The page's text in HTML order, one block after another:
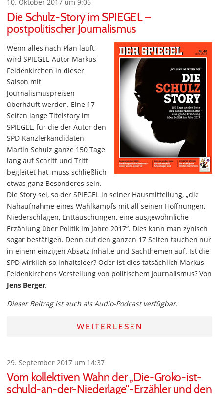
10. Oktober 2017 um 9:06
Die Schulz-Story im SPIEGEL –
postpolitischer Journalismus
Wenn alles nach Plan läuft,
wird SPIEGEL-Autor Markus
Feldenkirchen in dieser
Saison mit
Journalismuspreisen
überhäuft werden. Eine 17
Seiten lange Titelstory im
SPIEGEL, für die der Autor den
SPD-Kanzlerkandidaten
Martin Schulz ganze 150 Tage
lang auf Schritt und Tritt
begleitet hat, muss schließlich
etwas ganz Besonderes sein.
Die Story sei, so der SPIEGEL in seiner Hausmitteilung, „die
Nahaufnahme eines Wahlkampfs mit all seinen Hoffnungen,
Niederschlägen, Enttäuschungen, eine ausgewöhnliche
Erzählung über Politik im Jahre 2017“. Dies kann man zynisch
sogar bestätigen. Denn auf den ganzen 17 Seiten tauchen nur
in einem einzigen Absatz Inhalte und Sachthemen auf. Ist die
SPD wirklich so inhaltsleer? Oder ist dies tatsächlich Markus
Feldenkirchens Vorstellung von politischem Journalismus? Von
Jens Berger.
Dieser Beitrag ist auch als Audio-Podcast verfügbar.
WEITERLESEN
29. September 2017 um 14:37
Vom kollektiven Wahn der „Die-Groko-ist-
schuld-an-der-Niederlage“-Erzähler und den